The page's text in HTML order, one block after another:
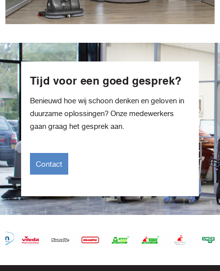
Tijd voor een goed gesprek?
Benieuwd hoe wij schoon denken en geloven in
duurzame oplossingen? Onze medewerkers
gaan graag het gesprek aan.
Contact